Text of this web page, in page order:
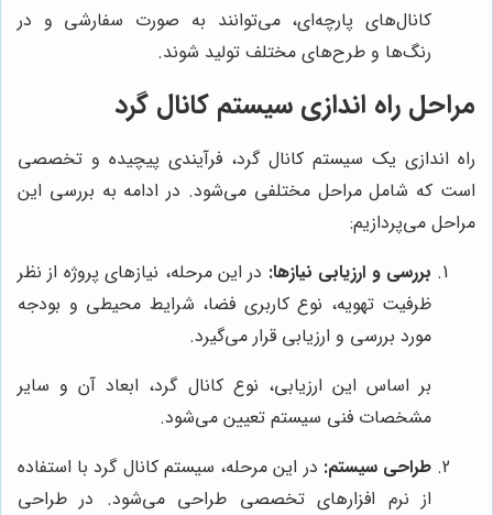
کانال‌های پارچه‌ای، می‌توانند به صورت سفارشی و در
رنگ‌ها و طرح‌های مختلف تولید شوند.
مراحل راه اندازی سیستم کانال گرد
راه اندازی یک سیستم کانال گرد، فرآیندی پیچیده و تخصصی
است که شامل مراحل مختلفی می‌شود. در ادامه به بررسی این
مراحل می‌پردازیم:
بررسی و ارزیابی نیازها: در این مرحله، نیازهای پروژه از نظر
ظرفیت تهویه، نوع کاربری فضا، شرایط محیطی و بودجه
مورد بررسی و ارزیابی قرار می‌گیرد.
بر اساس این ارزیابی، نوع کانال گرد، ابعاد آن و سایر
مشخصات فنی سیستم تعیین می‌شود.
طراحی سیستم: در این مرحله، سیستم کانال گرد با استفاده
از نرم افزارهای تخصصی طراحی می‌شود. در طراحی